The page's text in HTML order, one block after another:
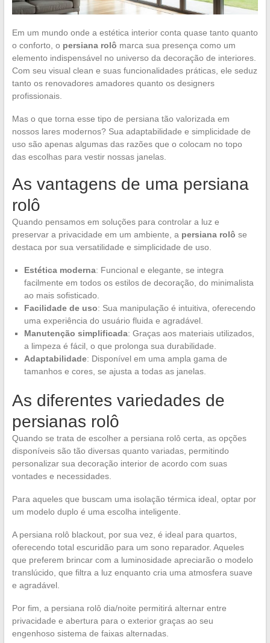
Em um mundo onde a estética interior conta quase tanto quanto
o conforto, o persiana rolô marca sua presença como um
elemento indispensável no universo da decoração de interiores.
Com seu visual clean e suas funcionalidades práticas, ele seduz
tanto os renovadores amadores quanto os designers
profissionais.
Mas o que torna esse tipo de persiana tão valorizada em
nossos lares modernos? Sua adaptabilidade e simplicidade de
uso são apenas algumas das razões que o colocam no topo
das escolhas para vestir nossas janelas.
As vantagens de uma persiana
rolô
Quando pensamos em soluções para controlar a luz e
preservar a privacidade em um ambiente, a persiana rolô se
destaca por sua versatilidade e simplicidade de uso.
Estética moderna: Funcional e elegante, se integra
facilmente em todos os estilos de decoração, do minimalista
ao mais sofisticado.
Facilidade de uso: Sua manipulação é intuitiva, oferecendo
uma experiência do usuário fluida e agradável.
Manutenção simplificada: Graças aos materiais utilizados,
a limpeza é fácil, o que prolonga sua durabilidade.
Adaptabilidade: Disponível em uma ampla gama de
tamanhos e cores, se ajusta a todas as janelas.
As diferentes variedades de
persianas rolô
Quando se trata de escolher a persiana rolô certa, as opções
disponíveis são tão diversas quanto variadas, permitindo
personalizar sua decoração interior de acordo com suas
vontades e necessidades.
Para aqueles que buscam uma isolação térmica ideal, optar por
um modelo duplo é uma escolha inteligente.
A persiana rolô blackout, por sua vez, é ideal para quartos,
oferecendo total escuridão para um sono reparador. Aqueles
que preferem brincar com a luminosidade apreciarão o modelo
translúcido, que filtra a luz enquanto cria uma atmosfera suave
e agradável.
Por fim, a persiana rolô dia/noite permitirá alternar entre
privacidade e abertura para o exterior graças ao seu
engenhoso sistema de faixas alternadas.